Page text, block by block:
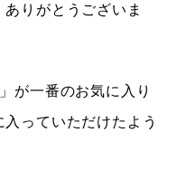
りがとうございま
が一番のお気に入り
っていただけたよう